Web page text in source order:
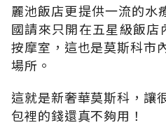
麗池飯店更提供一流的水
國請來只開在五星級飯店
按摩室，這也是莫斯科市
場所。
這就是新奢華莫斯科，讓
包裡的錢還真不夠用！